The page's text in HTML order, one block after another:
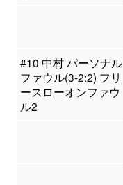
#10 中村 パーソナル
ファウル(3-2:2) フリ
ースローオンファウ
ル2